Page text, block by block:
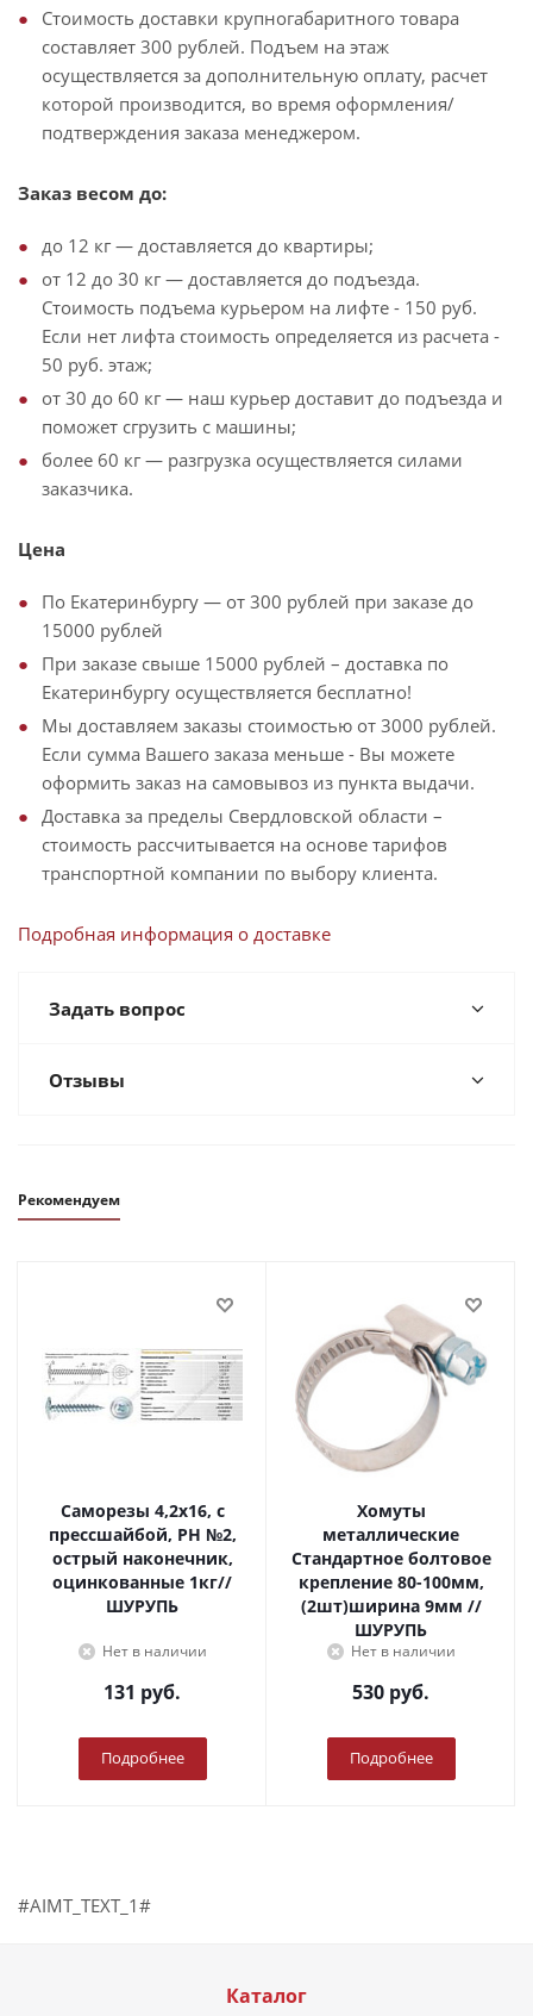
Стоимость доставки крупногабаритного товара
составляет 300 рублей. Подъем на этаж
осуществляется за дополнительную оплату, расчет
которой производится, во время оформления/
подтверждения заказа менеджером.
Заказ весом до:
до 12 кг — доставляется до квартиры;
от 12 до 30 кг — доставляется до подъезда.
Стоимость подъема курьером на лифте - 150 руб.
Если нет лифта стоимость определяется из расчета -
50 руб. этаж;
от 30 до 60 кг — наш курьер доставит до подъезда и
поможет сгрузить с машины;
более 60 кг — разгрузка осуществляется силами
заказчика.
Цена
По Екатеринбургу — от 300 рублей при заказе до
15000 рублей
При заказе свыше 15000 рублей – доставка по
Екатеринбургу осуществляется бесплатно!
Мы доставляем заказы стоимостью от 3000 рублей.
Если сумма Вашего заказа меньше - Вы можете
оформить заказ на самовывоз из пункта выдачи.
Доставка за пределы Свердловской области –
стоимость рассчитывается на основе тарифов
транспортной компании по выбору клиента.
Подробная информация о доставке
Задать вопрос
Отзывы
Рекомендуем
Саморезы 4,2х16, с
прессшайбой, PH №2,
острый наконечник,
оцинкованные 1кг//
ШУРУПЬ
Нет в наличии
131 руб.
Подробнее
Хомуты
металлические
Стандартное болтовое
крепление 80-100мм,
(2шт)ширина 9мм //
ШУРУПЬ
Нет в наличии
530 руб.
Подробнее
#AIMT_TEXT_1#
Каталог